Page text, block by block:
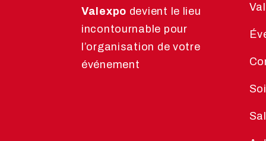
Valexpo devient le lieu
incontournable pour
l’organisation de votre
événement